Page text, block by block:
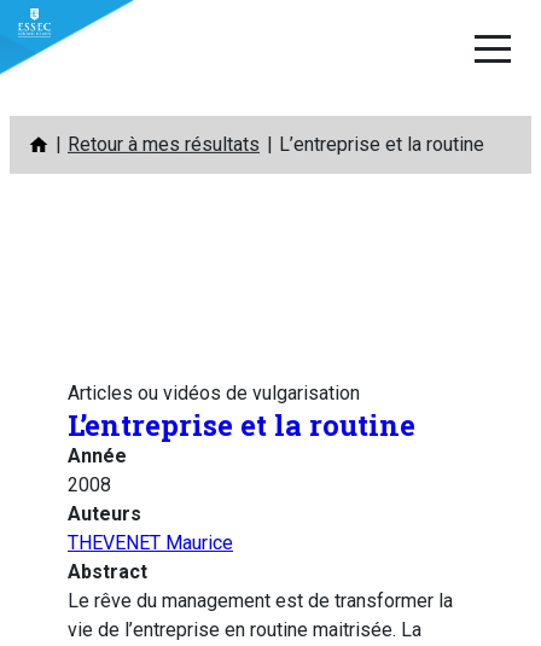
Aller
contenu
Retour à mes résultats L’entreprise et la routine
Articles ou vidéos de vulgarisation
L’entreprise et la routine
Année
2008
Auteurs
THEVENET Maurice
Abstract
Le rêve du management est de transformer la
vie de l’entreprise en routine maitrisée. La